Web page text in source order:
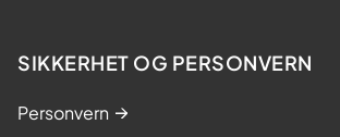
SIKKERHET OG PERSONVERN
Personvern